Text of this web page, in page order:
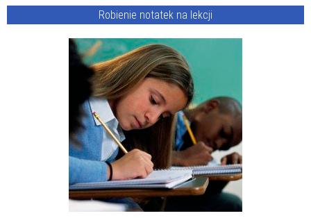
Robienie notatek na lekcji